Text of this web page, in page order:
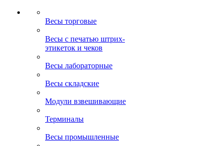
Весы торговые
Весы с печатью штрих-
этикеток и чеков
Весы лабораторные
Весы складские
Модули взвешивающие
Терминалы
Весы промышленные